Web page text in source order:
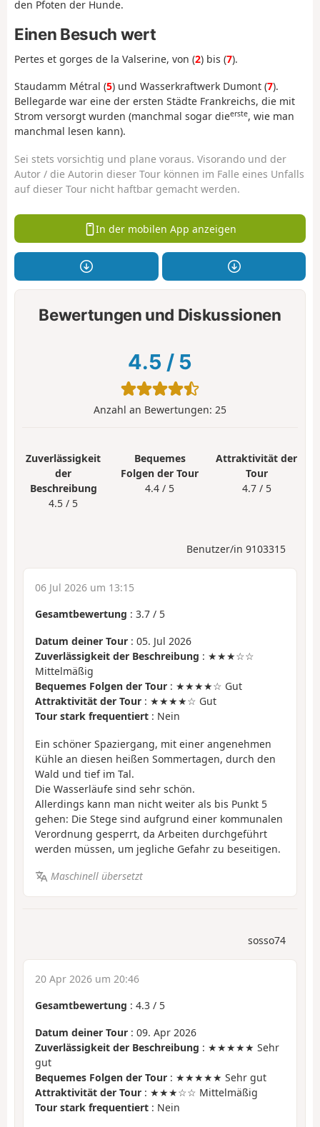
den Pfoten der Hunde.
Einen Besuch wert
Pertes et gorges de la Valserine, von (2) bis (7).
Staudamm Métral (5) und Wasserkraftwerk Dumont (7).
Bellegarde war eine der ersten Städte Frankreichs, die mit
Strom versorgt wurden (manchmal sogar dieerste, wie man
manchmal lesen kann).
Sei stets vorsichtig und plane voraus. Visorando und der
Autor / die Autorin dieser Tour können im Falle eines Unfalls
auf dieser Tour nicht haftbar gemacht werden.
In der mobilen App anzeigen
Bewertungen und Diskussionen
4.5 / 5
Anzahl an Bewertungen: 25
Zuverlässigkeit
der
Beschreibung
4.5 / 5
Bequemes
Folgen der Tour
4.4 / 5
Attraktivität der
Tour
4.7 / 5
Benutzer/in 9103315
06 Jul 2026 um 13:15
Gesamtbewertung : 3.7 / 5
Datum deiner Tour : 05. Jul 2026
Zuverlässigkeit der Beschreibung : ★★★☆☆
Mittelmäßig
Bequemes Folgen der Tour : ★★★★☆ Gut
Attraktivität der Tour : ★★★★☆ Gut
Tour stark frequentiert : Nein
Ein schöner Spaziergang, mit einer angenehmen
Kühle an diesen heißen Sommertagen, durch den
Wald und tief im Tal.
Die Wasserläufe sind sehr schön.
Allerdings kann man nicht weiter als bis Punkt 5
gehen: Die Stege sind aufgrund einer kommunalen
Verordnung gesperrt, da Arbeiten durchgeführt
werden müssen, um jegliche Gefahr zu beseitigen.
Maschinell übersetzt
sosso74
20 Apr 2026 um 20:46
Gesamtbewertung : 4.3 / 5
Datum deiner Tour : 09. Apr 2026
Zuverlässigkeit der Beschreibung : ★★★★★ Sehr
gut
Bequemes Folgen der Tour : ★★★★★ Sehr gut
Attraktivität der Tour : ★★★☆☆ Mittelmäßig
Tour stark frequentiert : Nein